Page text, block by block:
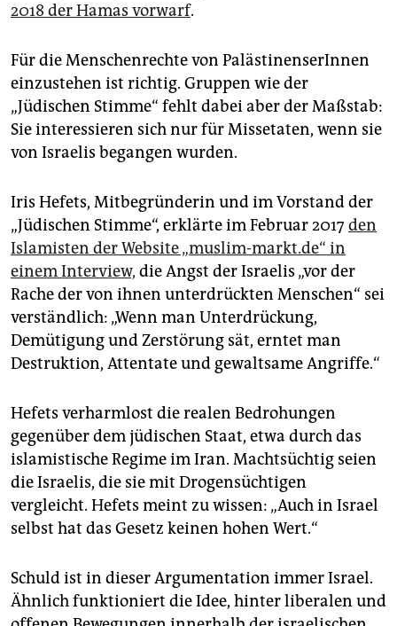
2018 der Hamas vorwarf.
Für die Menschenrechte von PalästinenserInnen
einzustehen ist richtig. Gruppen wie der
„Jüdischen Stimme“ fehlt dabei aber der Maßstab:
Sie interessieren sich nur für Missetaten, wenn sie
von Israelis begangen wurden.
Iris Hefets, Mitbegründerin und im Vorstand der
„Jüdischen Stimme“, erklärte im Februar 2017 den
Islamisten der Website „muslim-markt.de“ in
einem Interview, die Angst der Israelis „vor der
Rache der von ihnen unterdrückten Menschen“ sei
verständlich: „Wenn man Unterdrückung,
Demütigung und Zerstörung sät, erntet man
Destruktion, Attentate und gewaltsame Angriffe.“
Hefets verharmlost die realen Bedrohungen
gegenüber dem jüdischen Staat, etwa durch das
islamistische Regime im Iran. Machtsüchtig seien
die Israelis, die sie mit Drogensüchtigen
vergleicht. Hefets meint zu wissen: „Auch in Israel
selbst hat das Gesetz keinen hohen Wert.“
Schuld ist in dieser Argumentation immer Israel.
Ähnlich funktioniert die Idee, hinter liberalen und